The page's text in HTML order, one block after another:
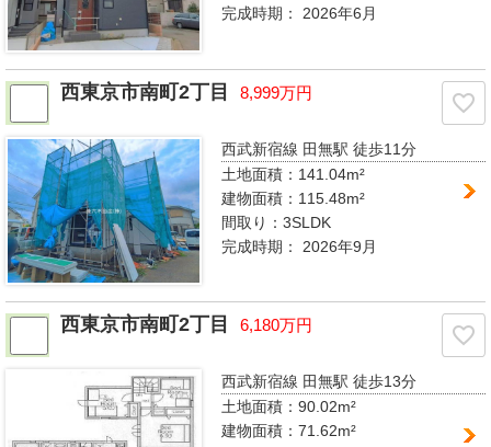
完成時期：2026年6月
西東京市南町2丁目 8,999万円
西武新宿線 田無駅徒歩11分
土地面積：141.04m²
建物面積：115.48m²
間取り：3SLDK
完成時期： 2026年9月
西東京市南町2丁目 6,180万円
西武新宿線 田無駅徒歩13分
土地面積：90.02m²
建物面積：71.62m²